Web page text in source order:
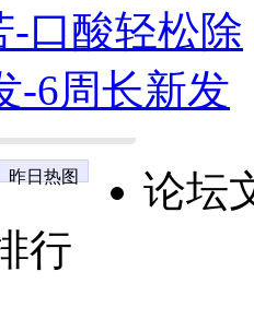
-口酸轻松除
-6周长新发
昨日热图
论坛
行